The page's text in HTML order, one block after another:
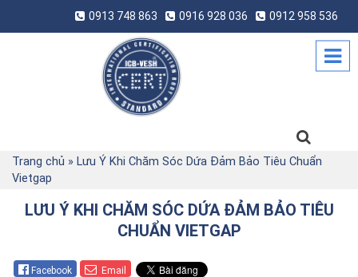
0913 748 863 0916 928 036 0912 958 536
Trang chủ » Lưu Ý Khi Chăm Sóc Dứa Đảm Bảo Tiêu Chuẩn
Vietgap
LƯU Ý KHI CHĂM SÓC DỨA ĐẢM BẢO TIÊU
CHUẨN VIETGAP
Facebook Email